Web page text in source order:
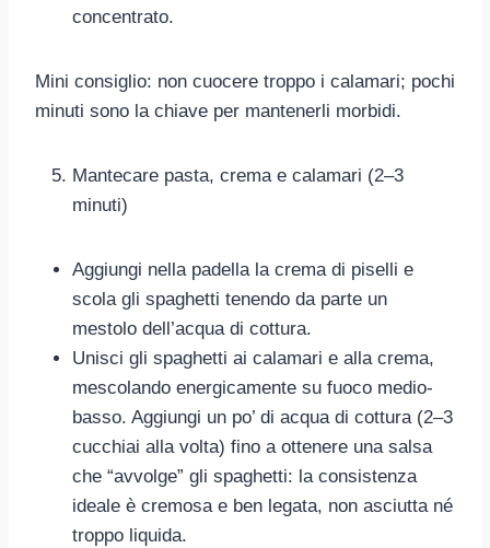
concentrato.
Mini consiglio: non cuocere troppo i calamari; pochi
minuti sono la chiave per mantenerli morbidi.
Mantecare pasta, crema e calamari (2–3
minuti)
Aggiungi nella padella la crema di piselli e
scola gli spaghetti tenendo da parte un
mestolo dell’acqua di cottura.
Unisci gli spaghetti ai calamari e alla crema,
mescolando energicamente su fuoco medio-
basso. Aggiungi un po’ di acqua di cottura (2–3
cucchiai alla volta) fino a ottenere una salsa
che “avvolge” gli spaghetti: la consistenza
ideale è cremosa e ben legata, non asciutta né
troppo liquida.